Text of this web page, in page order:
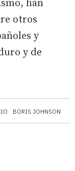
BORIS JOHNSON
han
otros
y
y de